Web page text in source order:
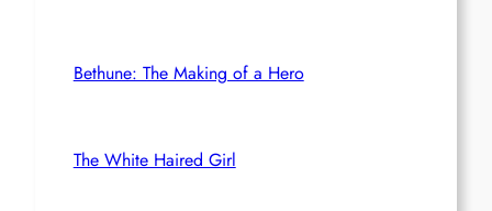
Bethune: The Making of a Hero
The White Haired Girl